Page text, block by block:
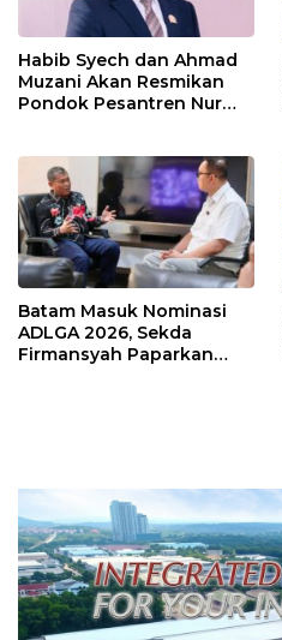
Habib Syech dan Ahmad
Muzani Akan Resmikan
Pondok Pesantren Nur
Batam Masuk Nominasi
ADLGA 2026, Sekda
Firmansyah Paparkan